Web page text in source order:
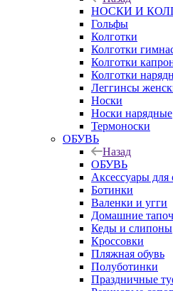
НОСКИ И
Гольфы
Колготки
Колготки
Колготки
Колготки
Леггинсы
Носки
Носки нарядные
Термоноски
ОБУВЬ
Назад
ОБУВЬ
Аксессуары для
Ботинки
Валенки и угги
Домашние
Кеды и слипоны
Кроссовки
Пляжная обувь
Полуботинки
Праздничные